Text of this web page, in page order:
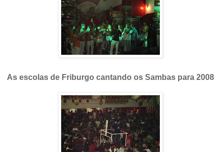
As escolas de Friburgo cantando os Sambas para 2008